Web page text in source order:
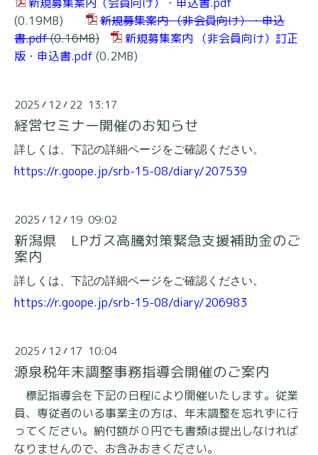
(0.19MB)
新規募集案内 （非会員向け）・申込
書.pdf(0.16MB)
新規募集案内 （非会員向け）訂正
版・申込書.pdf (0.2MB)
2025 / 12 / 22 13:17
経営セミナー開催のお知らせ
詳しくは、下記の詳細ページをご確認ください。
https://r.goope.jp/srb-15-08/diary/207539
2025 / 12 / 19 09:02
新潟県 LPガス高騰対策緊急支援補助金のご
案内
詳しくは、下記の詳細ページをご確認ください。
https://r.goope.jp/srb-15-08/diary/206983
2025 / 12 / 17 10:04
源泉税年末調整事務指導会開催のご案内
標記指導会を下記の日程により開催いたします。従業
員、専従者のいる事業主の方は、年末調整を忘れずに行
ってください。納付額が０円でも書類は提出しなければ
なりませんので、お含みおきください。